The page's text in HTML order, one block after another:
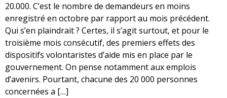
20.000. C’est le nombre de demandeurs en moins
enregistré en octobre par rapport au mois précédent.
Qui s’en plaindrait ? Certes, il s’agit surtout, et pour le
troisième mois consécutif, des premiers effets des
dispositifs volontaristes d’aide mis en place par le
gouvernement. On pense notamment aux emplois
d’avenirs. Pourtant, chacune des 20 000 personnes
concernées a […]